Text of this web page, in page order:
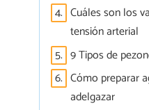
4. Cuáles son los
tensión arterial
5. 9 Tipos de
6. Cómo preparar
adelgazar